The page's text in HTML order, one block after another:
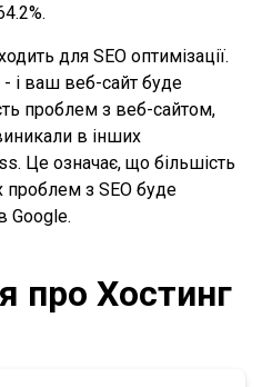
для SEO оптимізації.
- і ваш веб-сайт буде
проблем з веб-сайтом,
в інших
Це означає, що більшість
з SEO буде
Google.
про Хостинг